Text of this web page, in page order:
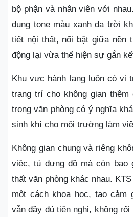
bộ phận và nhân viên với
dụng tone màu xanh da trời
tiết nội thất, nổi bật giữa nền
động lại vừa thể hiện sự gắn
Khu vực hành lang luôn có vị
trang trí cho không gian thêm
trong văn phòng có ý nghĩa
sinh khí cho môi trường làm
Không gian chung và riêng
việc, tủ đựng đồ mà còn bao
thất văn phòng khác nhau.
một cách khoa học, tạo cảm
vẫn đầy đủ tiện nghi, không